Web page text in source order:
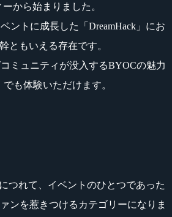
から始まりました。
ントに成長した「DreamHack」にお
ともいえる存在です。
ミュニティが没入するBYOCの魅力
でも体験いただけます。
につれて、イベントのひとつであった
ンを惹きつけるカテゴリーになりま